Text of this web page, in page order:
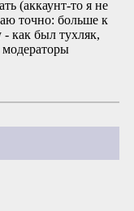
(аккаунт-то я не
точно: больше к
- как был тухляк,
модераторы